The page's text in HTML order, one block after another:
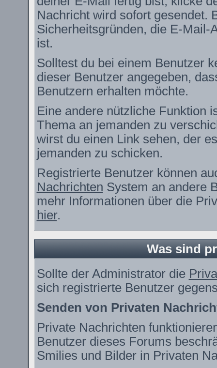
Nachricht wird sofort gesendet.
Sicherheitsgründen, die E-Mail-
ist.
Solltest du bei einem Benutzer
dieser Benutzer angegeben,
Benutzern erhalten möchte.
Eine andere nützliche Funktion
Thema an jemanden zu
wirst du einen Link sehen, der
jemanden zu schicken.
Registrierte Benutzer können
Nachrichten System an andere
mehr Informationen über die
hier.
Was sind
Sollte der Administrator die
sich registrierte Benutzer
Senden von Privaten
Private Nachrichten
Benutzer dieses Forums
Smilies und Bilder in Privaten